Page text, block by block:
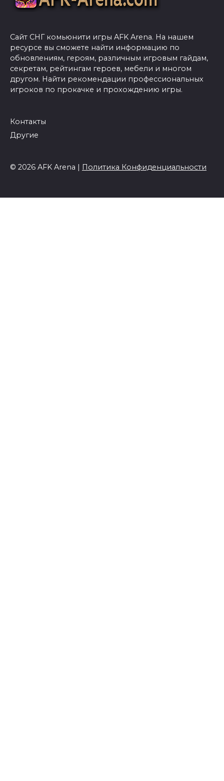
Сайт СНГ комьюнити игры AFK Arena. На нашем
ресурсе вы сможете найти информацию по
обновлениям, героям, различным игровым гайдам,
секретам, рейтингам героев, мебели и многом
другом. Найти рекомендации профессиональных
игроков по прокачке и прохождению игры.
Контакты
Другие
© 2026 AFK Arena | Политика Конфиденциальности